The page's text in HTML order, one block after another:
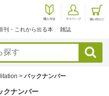
刊・これから出る本 雑誌
検索
> バックナンバー
ナンバー